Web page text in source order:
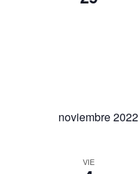
noviembre 2022
VIE